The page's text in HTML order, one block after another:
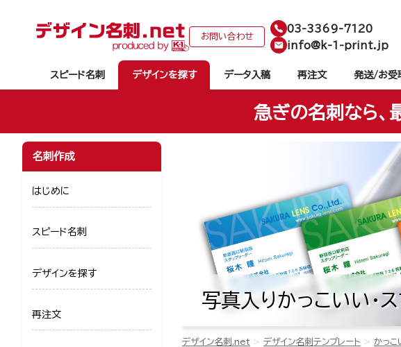
お問い合わせ
03-3369-7120
info@k-1-print.jp
スピード名刺 デザインを探す データ入稿 再注文 発送/お受
急ぎの名刺なら、
写真入りかっこいい・
デザイン名刺.net デザイン名刺テンプレート かっこ
名刺作成
はじめに
スピード名刺
デザインを探す
再注文